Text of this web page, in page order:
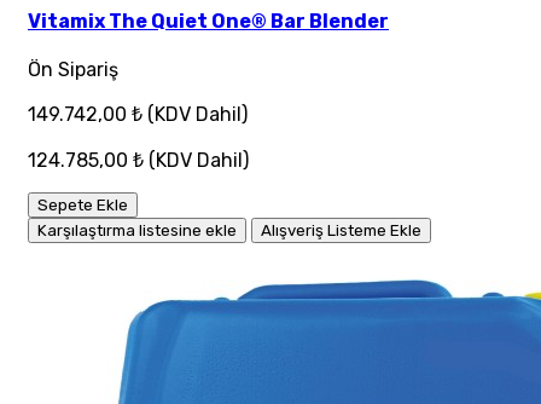
Vitamix The Quiet One® Bar Blender
Ön Sipariş
149.742,00 ₺ (KDV Dahil)
124.785,00 ₺ (KDV Dahil)
Sepete Ekle
Karşılaştırma listesine ekle
Alışveriş Listeme Ekle